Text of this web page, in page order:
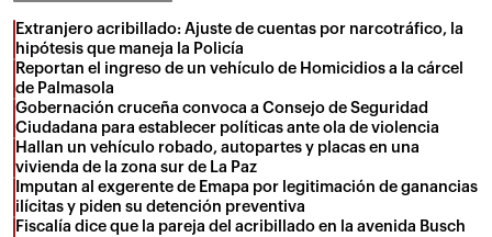
Extranjero acribillado: Ajuste de cuentas por narcotráfico, la
hipótesis que maneja la Policía
Reportan el ingreso de un vehículo de Homicidios a la cárcel
de Palmasola
Gobernación cruceña convoca a Consejo de Seguridad
Ciudadana para establecer políticas ante ola de violencia
Hallan un vehículo robado, autopartes y placas en una
vivienda de la zona sur de La Paz
Imputan al exgerente de Emapa por legitimación de ganancias
ilícitas y piden su detención preventiva
Fiscalía dice que la pareja del acribillado en la avenida Busch